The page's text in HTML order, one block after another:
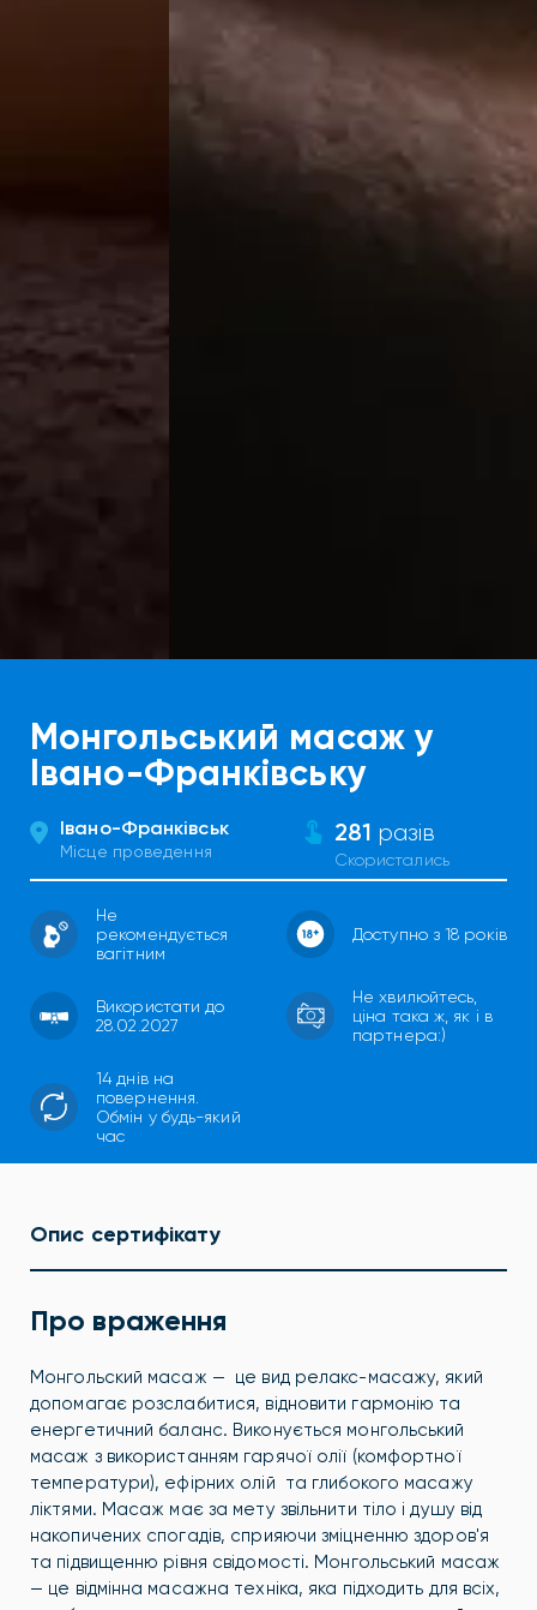
Монгольський масаж у
Івано-Франківську
Івано-Франківськ
Місце проведення
281 разів
Скористались
Не
рекомендується
вагітним
Доступно з 18 років
Використати до
28.02.2027
Не хвилюйтесь,
ціна така ж, як і в
партнера:)
14 днів на
повернення.
Обмін у будь-який
час
Опис сертифікату
Про враження
Монгольский масаж — це вид релакс-масажу, який
допомагає розслабитися, відновити гармонію та
енергетичний баланс. Виконується монгольський
масаж з використанням гарячої олії (комфортної
температури), ефірних олій та глибокого масажу
ліктями. Масаж має за мету звільнити тіло і душу від
накопичених спогадів, сприяючи зміцненню здоров'я
та підвищенню рівня свідомості. Монгольський масаж
— це відмінна масажна техніка, яка підходить для всіх,